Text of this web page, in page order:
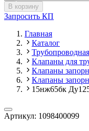
В корзину
Запросить КП
Главная
Каталог
Клапаны для
Клапаны
Клапаны
15нж65бк
Артикул: 1098400099